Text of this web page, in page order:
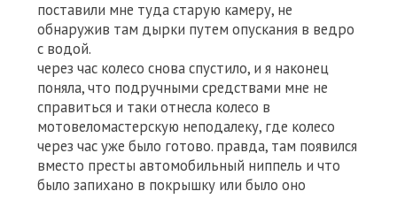
поставили мне туда старую камеру, не
обнаружив там дырки путем опускания в ведро
с водой.
через час колесо снова спустило, и я наконец
поняла, что подручными средствами мне не
справиться и таки отнесла колесо в
мотовеломастерскую неподалеку, где колесо
через час уже было готово. правда, там появился
вместо престы автомобильный ниппель и что
было запихано в покрышку или было оно